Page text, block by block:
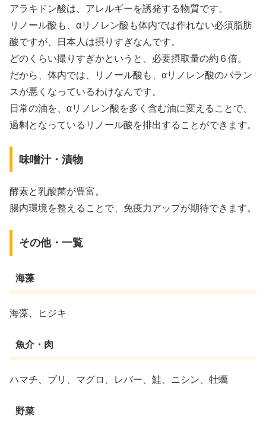
アラキドン酸は、アレルギーを誘発する物質です。
リノール酸も、αリノレン酸も体内では作れない必須脂肪
酸ですが、日本人は摂りすぎなんです。
どのくらい撮りすぎかというと、必要摂取量の約６倍。
だから、体内では、リノール酸も、αリノレン酸のバラン
スが悪くなっているわけなんです。
日常の油を、αリノレン酸を多く含む油に変えることで、
過剰となっているリノール酸を排出することができます。
味噌汁・漬物
酵素と乳酸菌が豊富。
腸内環境を整えることで、免疫力アップが期待できます。
その他・一覧
海藻
海藻、ヒジキ
魚介・肉
ハマチ、ブリ、マグロ、レバー、鮭、ニシン、牡蠣
野菜